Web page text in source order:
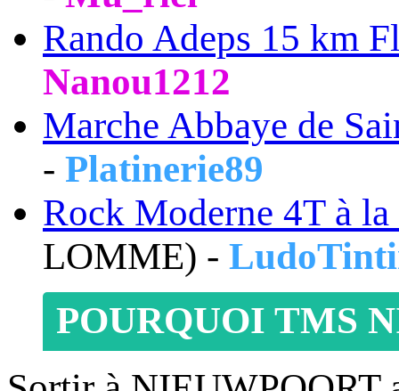
Rando Adeps 15 km
Nanou1212
Marche Abbaye de
- Platinerie89
Rock Moderne 4T à
LOMME) -
POURQUOI TMS